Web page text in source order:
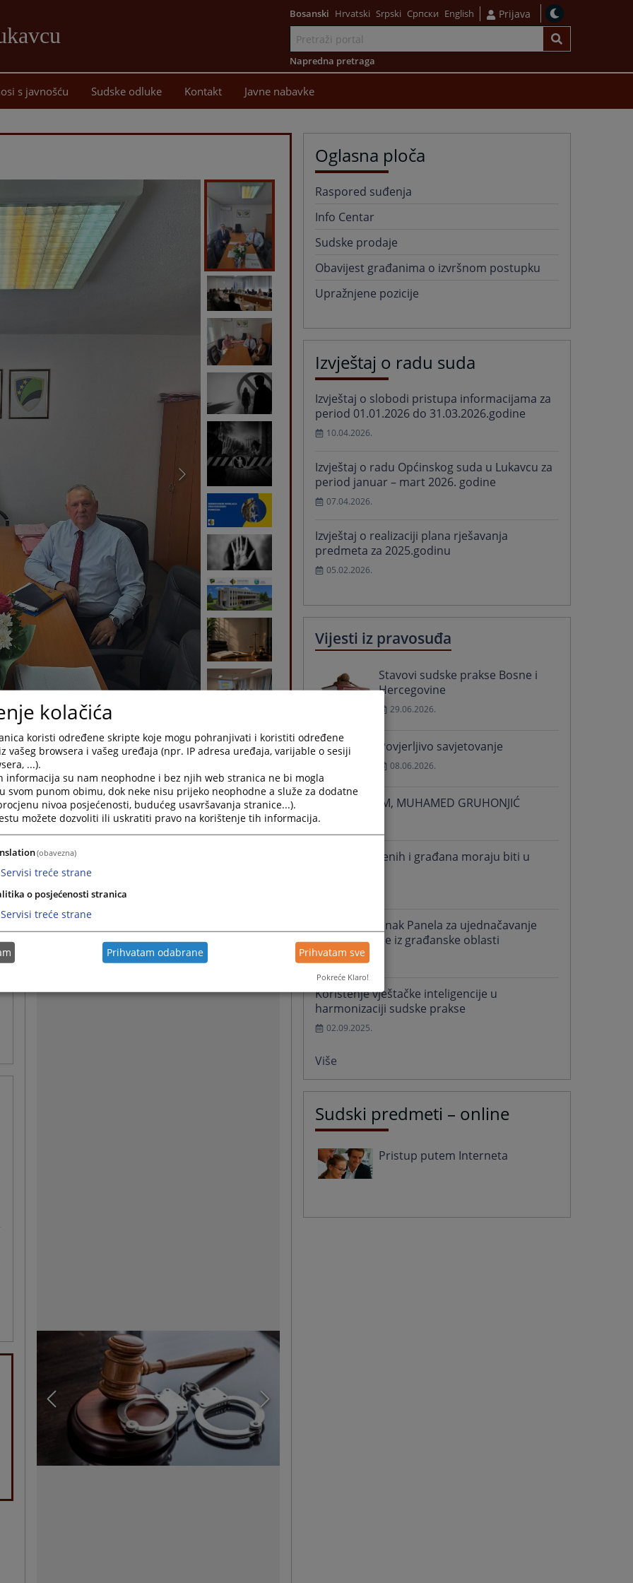
sadržaj
Bosanski Hrvatski Srpski Српски English Prijava
Napredna pretraga
s javnošću Sudske odluke Kontakt Javne nabavke
predsjednikom Kantonalnog suda
Saopćenja za javnost
Oglasna ploča
Raspored suđenja
Info Centar
Sudske prodaje
Obavijest građanima o izvršnom postupku
Upražnjene pozicije
Izvještaj o radu suda
Izvještaj o slobodi pristupa informacijama za
period 01.01.2026 do 31.03.2026.godine
10.04.2026.
Izvještaj o radu Općinskog suda u Lukavcu za
period januar – mart 2026. godine
07.04.2026.
Izvještaj o realizaciji plana rješavanja
predmeta za 2025.godinu
05.02.2026.
Vijesti iz pravosuđa
Stavovi sudske prakse Bosne i
Hercegovine
29.06.2026.
Povjerljivo savjetovanje
08.06.2026.
IN MEMORIAM, MUHAMED GRUHONJIĆ
Prava zaposlenih i građana moraju biti u
Održan sastanak Panela za ujednačavanje
sudske prakse iz građanske oblasti
08.10.2025.
Korištenje vještačke inteligencije u
harmonizaciji sudske prakse
02.09.2025.
Više
Sudski predmeti – online
Pristup putem Interneta
kolačića
koristi određene skripte koje mogu pohranjivati i koristiti određene
vašeg browsera i vašeg uređaja (npr. IP adresa uređaja, varijable o sesiji
...).
informacija su nam neophodne i bez njih web stranica ne bi mogla
svom punom obimu, dok neke nisu prijeko neophodne a služe za dodatne
nivoa posjećenosti, budućeg usavršavanja stranice...).
možete dozvoliti ili uskratiti pravo na korištenje tih informacija.
(obavezna)
Servisi treće strane
o posjećenosti stranica
Servisi treće strane
Prihvatam odabrane Prihvatam sve
Pokreće Klaro!